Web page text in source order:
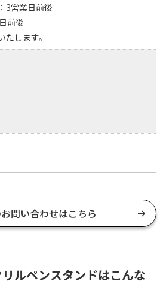
3営業日前後
前後
します。
問い合わせはこちら
ルペンスタンドはこんな